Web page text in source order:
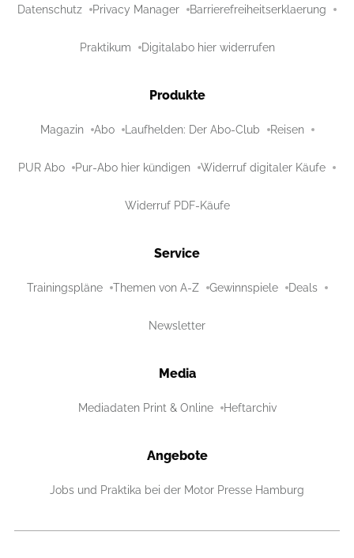
Datenschutz Privacy Manager Barrierefreiheitserklaerung
Praktikum Digitalabo hier widerrufen
Produkte
Magazin Abo Laufhelden: Der Abo-Club Reisen
PUR Abo Pur-Abo hier kündigen Widerruf digitaler Käufe
Widerruf PDF-Käufe
Service
Trainingspläne Themen von A-Z Gewinnspiele Deals
Newsletter
Media
Mediadaten Print & Online Heftarchiv
Angebote
Jobs und Praktika bei der Motor Presse Hamburg